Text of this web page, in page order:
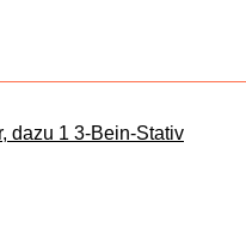
dazu 1 3-Bein-Stativ